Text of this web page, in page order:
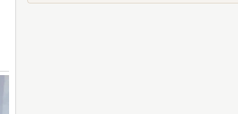
TESİS YÖNETİM SEKTÖRÜ